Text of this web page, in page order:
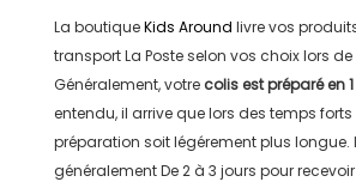
La boutiqueKids Around livre vos
transportLa Posteselon vos choix lors
Généralement, votre colis est préparé en
entendu, il arrive que lors des temps forts
préparation soit légérement plus longue.
généralementDe 2 à 3 jours pour